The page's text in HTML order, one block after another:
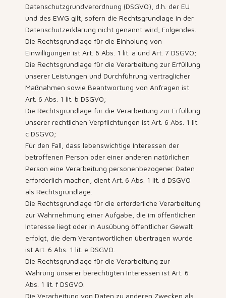
Datenschutzgrundverordnung (DSGVO), d.h. der EU
und des EWG gilt, sofern die Rechtsgrundlage in der
Datenschutzerklärung nicht genannt wird, Folgendes:
Die Rechtsgrundlage für die Einholung von
Einwilligungen ist Art. 6 Abs. 1 lit. a und Art. 7 DSGVO;
Die Rechtsgrundlage für die Verarbeitung zur Erfüllung
unserer Leistungen und Durchführung vertraglicher
Maßnahmen sowie Beantwortung von Anfragen ist
Art. 6 Abs. 1 lit. b DSGVO;
Die Rechtsgrundlage für die Verarbeitung zur Erfüllung
unserer rechtlichen Verpflichtungen ist Art. 6 Abs. 1 lit.
c DSGVO;
Für den Fall, dass lebenswichtige Interessen der
betroffenen Person oder einer anderen natürlichen
Person eine Verarbeitung personenbezogener Daten
erforderlich machen, dient Art. 6 Abs. 1 lit. d DSGVO
als Rechtsgrundlage.
Die Rechtsgrundlage für die erforderliche Verarbeitung
zur Wahrnehmung einer Aufgabe, die im öffentlichen
Interesse liegt oder in Ausübung öffentlicher Gewalt
erfolgt, die dem Verantwortlichen übertragen wurde
ist Art. 6 Abs. 1 lit. e DSGVO.
Die Rechtsgrundlage für die Verarbeitung zur
Wahrung unserer berechtigten Interessen ist Art. 6
Abs. 1 lit. f DSGVO.
Die Verarbeitung von Daten zu anderen Zwecken als